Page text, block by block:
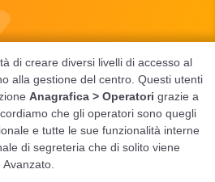
di creare diversi livelli di accesso al
alla gestione del centro. Questi utenti
Anagrafica > Operatori grazie a
che gli operatori sono quegli
e tutte le sue funzionalità interne
di segreteria che di solito viene